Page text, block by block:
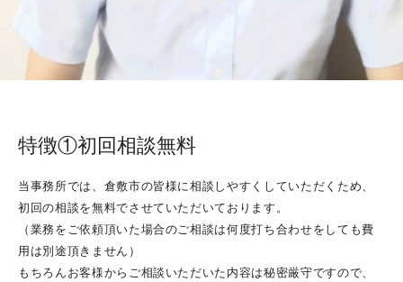
相続の豆知識～基礎編～
相続の豆知識～応用編～
相続財産の調査について
相続用語集
遺産分割協議書サンプル
相続人の中に親権者とその子がいるとき
法定相続情報証明制度について
遺言の文例集
特徴①初回相談無料
当事務所では、倉敷市の皆様に相談しやすくしていただくため、
初回の相談を無料でさせていただいております。
（業務をご依頼頂いた場合のご相談は何度打ち合わせをしても費
用は別途頂きません）
もちろんお客様からご相談いただいた内容は秘密厳守ですので、